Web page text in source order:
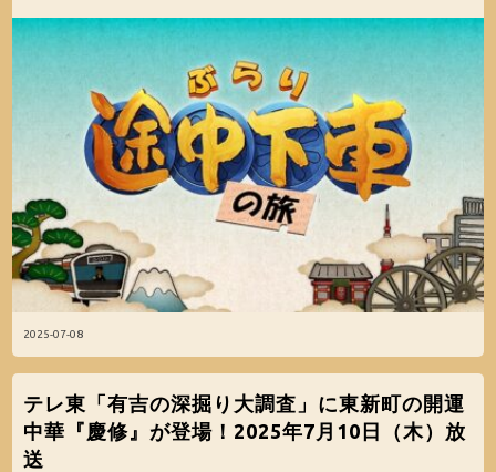
2025-07-08
テレ東「有吉の深掘り大調査」に東新町の開運
中華『慶修』が登場！2025年7月10日（木）放
送